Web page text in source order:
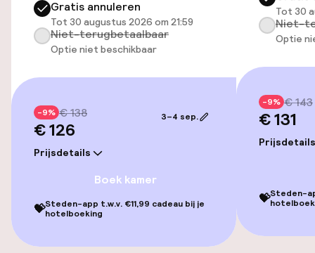
enkele meter voor de Piazza San Marco.
Entertainment
Gratis wifi
Eet- en drinkgelegenheden
Ontbijtbuffet
Gratis annuleren
Tot 30 augustus 2026 om 21:59
Niet-terugbetaalbaar
Optie niet beschikbaar
-9% € 138
€ 126
Prijsdetails
3–4 sep.
Boek kamer
💝Steden-app t.w.v. €11,99 cadeau bij je
hotelboeking
Tot 30
Niet-
Optie
-9% € 143
€ 131
Prijsdetails
💝Steden-